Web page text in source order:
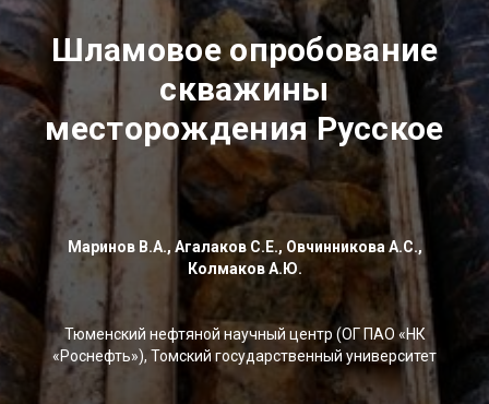
Шламовое опробование
скважины
месторождения Русское
Маринов В.А., Агалаков С.Е., Овчинникова А.С.,
Колмаков А.Ю.
Тюменский нефтяной научный центр (ОГ ПАО «НК
«Роснефть»), Томский государственный университет